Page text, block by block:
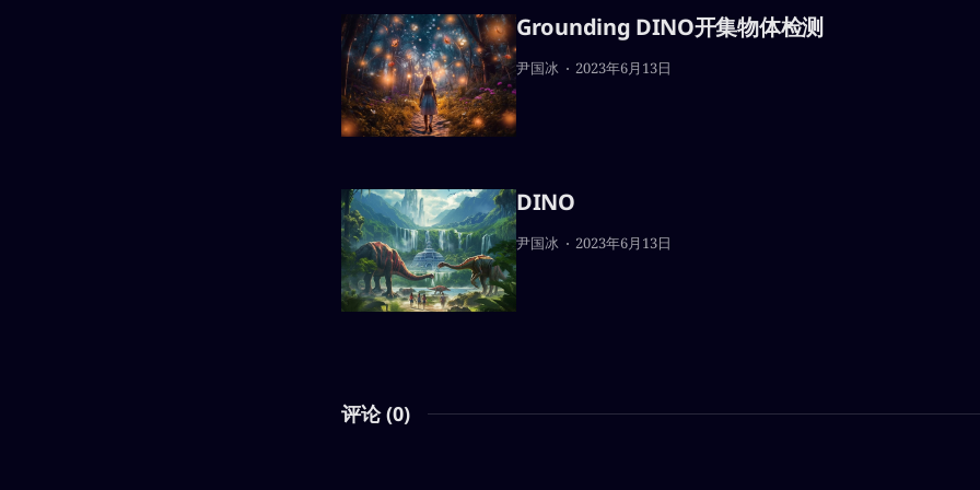
可贵的是作者将其实现开源，从而极大的促进了后续的衍生
Diffusion二次开发的应用正呈现百花齐放的状态。 你可以在
Grounding DINO开集物体检测
尹国冰 2023年6月13日
DINO
尹国冰 2023年6月13日
评论 (0)